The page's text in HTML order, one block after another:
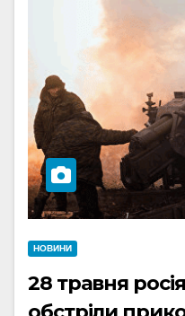
НОВИНИ
28 травня